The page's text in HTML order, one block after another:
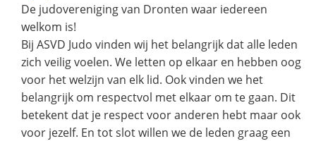
De judovereniging van Dronten waar iedereen
welkom is!
Bij ASVD Judo vinden wij het belangrijk dat alle leden
zich veilig voelen. We letten op elkaar en hebben oog
voor het welzijn van elk lid. Ook vinden we het
belangrijk om respectvol met elkaar om te gaan. Dit
betekent dat je respect voor anderen hebt maar ook
voor jezelf. En tot slot willen we de leden graag een